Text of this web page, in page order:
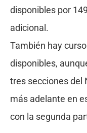
disponibles por
adicional.
También hay
disponibles,
tres secciones del
más adelante en
con la segunda